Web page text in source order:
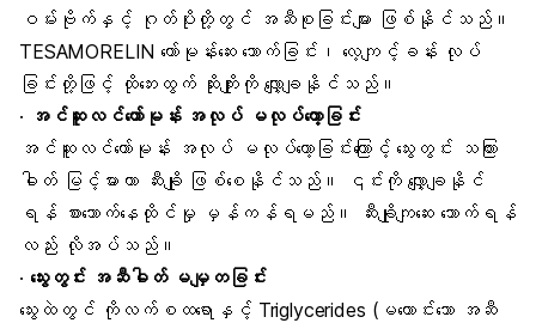
ဝမ်းဗိုက်နှင့် ဂုတ်ပိုးတို့တွင် အဆီစုခြင်းများ ဖြစ်နိုင်သည်။
TESAMORELIN ဟော်မုန်းဆေး သောက်ခြင်း၊ လေ့ကျင့်ခန်း လုပ်
ခြင်းတို့ဖြင့် ထိုဘေးထွက် ဆိုးကျိုးကို လျှော့ချနိုင်သည်။
· အင်ဆူလင်ဟော်မုန်း အလုပ် မလုပ်တော့ခြင်း
အင်ဆူလင်ဟော်မုန်း အလုပ် မလုပ်တော့ခြင်းကြောင့် သွေးတွင်း သကြား
ဓါတ် မြင့်မားကာ ဆီးချို ဖြစ်စေနိုင်သည်။ ၎င်းကို လျှော့ချနိုင်
ရန် စားသောက်နေထိုင်မှု မှန်ကန်ရမည်။ ဆီးချိုကျဆေး သောက်ရန်
လည်း လိုအပ်သည်။
· သွေးတွင်း အဆီဓါတ် မမျှတခြင်း
သွေးထဲတွင် ကိုလက်စထရောနှင့် Triglycerides (မကောင်းသော အဆီ